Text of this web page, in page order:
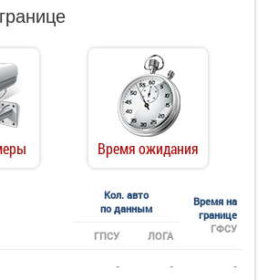
Время ожидания
Кол. авто
по данным
Время на
границе
ГФСУ
ГПСУ ЛОГА
- - -